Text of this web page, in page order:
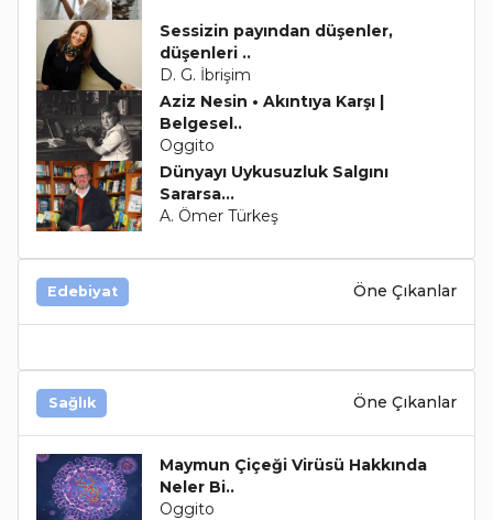
Sessizin payından düşenler,
düşenleri ..
D. G. İbrişim
Aziz Nesin • Akıntıya Karşı |
Belgesel..
Oggito
Dünyayı Uykusuzluk Salgını
Sararsa...
A. Ömer Türkeş
Edebiyat Öne Çıkanlar
Sağlık Öne Çıkanlar
Maymun Çiçeği Virüsü Hakkında
Neler Bi..
Oggito